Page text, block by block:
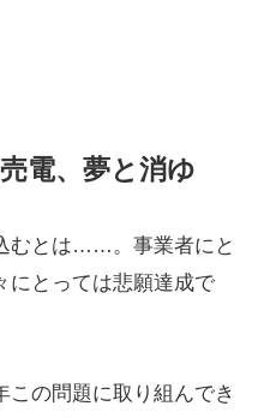
電、夢と消ゆ
むとは……。事業者にと
にとっては悲願達成で
この問題に取り組んでき